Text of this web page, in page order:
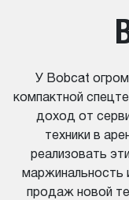
У Bobcat
компактной
доход от
техники в
реализовать
маржинальность
продаж новой